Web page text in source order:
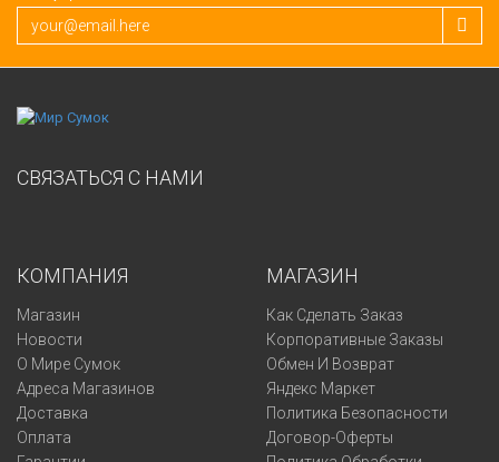
СВЯЗАТЬСЯ С НАМИ
КОМПАНИЯ
Магазин
Новости
О Мире Сумок
Адреса Магазинов
Доставка
Оплата
МАГАЗИН
Как Сделать Заказ
Корпоративные Заказы
Обмен И Возврат
Яндекс Маркет
Политика Безопасности
Договор-Оферты